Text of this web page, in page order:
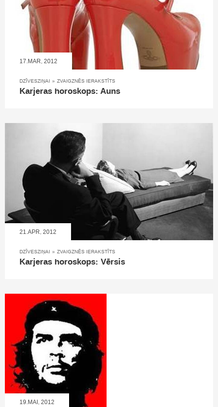
17.MAR, 2012
DZĪVESZIŅAI » ZVAIGZNĒS IERAKSTĪTS
Karjeras horoskops: Auns
21.APR, 2012
DZĪVESZIŅAI » ZVAIGZNĒS IERAKSTĪTS
Karjeras horoskops: Vērsis
19.MAI, 2012